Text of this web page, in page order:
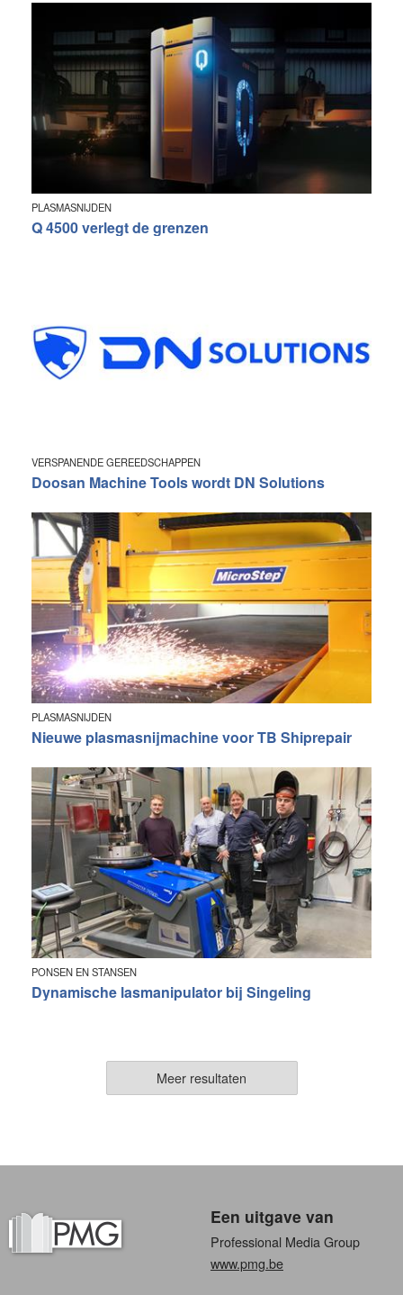
PLASMASNIJDEN
Q 4500 verlegt de grenzen
VERSPANENDE GEREEDSCHAPPEN
Doosan Machine Tools wordt DN Solutions
PLASMASNIJDEN
Nieuwe plasmasnijmachine voor TB Shiprepair
PONSEN EN STANSEN
Dynamische lasmanipulator bij Singeling
Meer resultaten
Een uitgave van
Professional Media Group
www.pmg.be